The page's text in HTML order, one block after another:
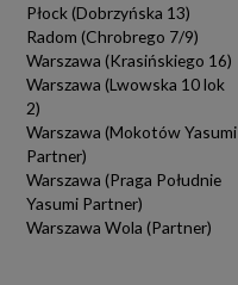
Płock (Dobrzyńska 13)
Radom (Chrobrego 7/9)
Warszawa (Krasińskiego 16)
Warszawa (Lwowska 10 lok
2)
Warszawa (Mokotów Yasumi
Partner)
Warszawa (Praga Południe
Yasumi Partner)
Warszawa Wola (Partner)